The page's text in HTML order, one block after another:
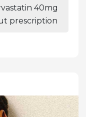
40mg
prescription